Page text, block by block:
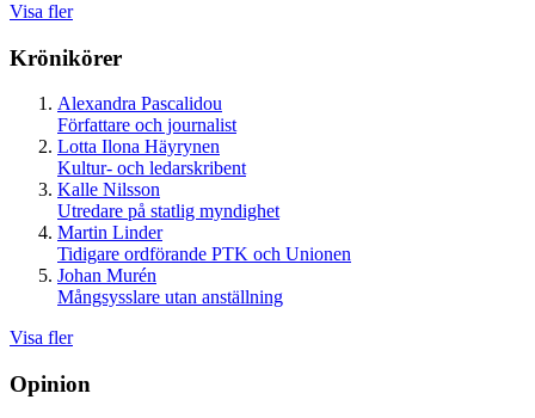
Visa fler
Krönikörer
Alexandra Pascalidou
Författare och journalist
Lotta Ilona Häyrynen
Kultur- och ledarskribent
Kalle Nilsson
Utredare på statlig myndighet
Martin Linder
Tidigare ordförande PTK och Unionen
Johan Murén
Mångsysslare utan anställning
Visa fler
Opinion